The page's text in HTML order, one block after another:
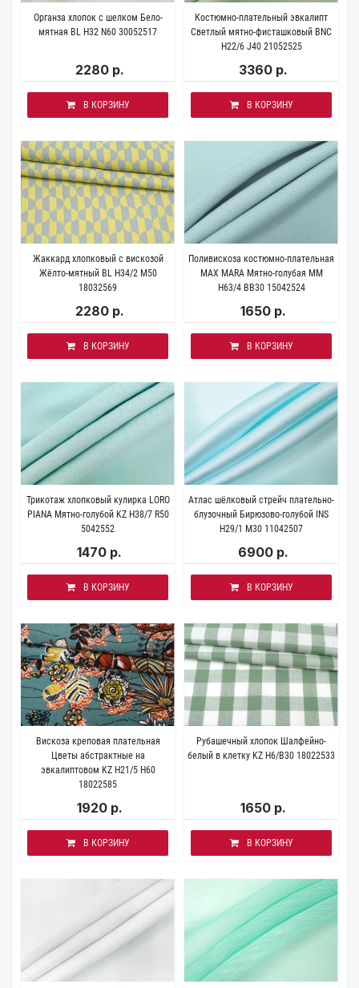
Органза хлопок с шелком Бело-
мятная BL H32 N60 30052517
2280 р.
В КОРЗИНУ
Костюмно-плательный эвкалипт
Светлый мятно-фисташковый BNC
H22/6 J40 21052525
3360 р.
В КОРЗИНУ
Жаккард хлопковый с вискозой
Жёлто-мятный BL H34/2 M50
18032569
2280 р.
В КОРЗИНУ
Поливискоза костюмно-плательная
MAX MARA Мятно-голубая MM
H63/4 BB30 15042524
1650 р.
В КОРЗИНУ
Трикотаж хлопковый кулирка LORO
PIANA Мятно-голубой KZ H38/7 R50
5042552
1470 р.
В КОРЗИНУ
Атлас шёлковый стрейч плательно-
блузочный Бирюзово-голубой INS
Н29/1 M30 11042507
6900 р.
В КОРЗИНУ
Вискоза креповая плательная
Цветы абстрактные на
эвкалиптовом KZ H21/5 H60
18022585
1920 р.
В КОРЗИНУ
Рубашечный хлопок Шалфейно-
белый в клетку KZ H6/B30 18022533
1650 р.
В КОРЗИНУ